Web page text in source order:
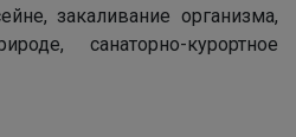
закаливание организма,
санаторно-курортное